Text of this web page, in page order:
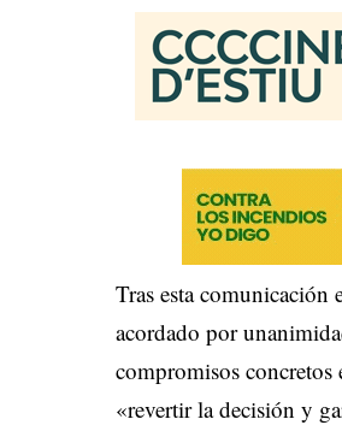
Tras esta comunicación
acordado por
compromisos concretos
«revertir la decisión y